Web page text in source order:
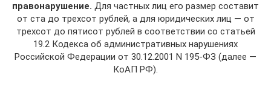
правонарушение. Для частных лиц его размер составит
от ста до трехсот рублей, а для юридических лиц — от
трехсот до пятисот рублей в соответствии со статьей
19.2 Кодекса об административных нарушениях
Российской Федерации от 30.12.2001 N 195-ФЗ (далее —
КоАП РФ).